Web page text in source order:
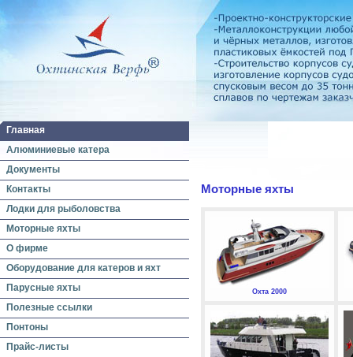
Главная
Алюминиевые катера
Документы
Контакты
Лодки для рыболовства
Моторные яхты
О фирме
Оборудование для катеров и яхт
Парусные яхты
Полезные ссылки
Понтоны
Прайс-листы
Моторные яхты
Охта 2000